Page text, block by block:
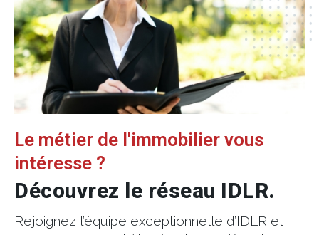
Le métier de l'immobilier vous
intéresse ?
Découvrez le réseau IDLR.
Rejoignez l’équipe exceptionnelle d’IDLR et